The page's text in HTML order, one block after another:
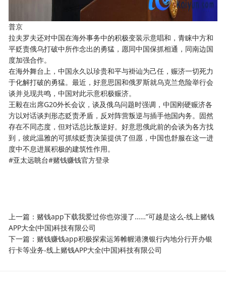
普京
拉夫罗夫还对中国在海外事务中的积极变装示意唱和，青睐中方和
平贬责俄乌打破中所作念出的勇猛，愿同中国保抓相通，同南边国
度加强合作。
在海外舞台上，中国永久以珍贵和平与褂讪为己任，赈济一切死力
于化解打破的勇猛。最近，好意思国和俄罗斯就乌克兰危险举行会
谈并兑现共鸣，中国对此示意积极赈济。
王毅在出席G20外长会议，谈及俄乌问题时强调，中国刚硬赈济各
方以对话谈判形态贬责矛盾，反对阵营叛逆与插手他国内务。固然
存在不同态度，但对话总比叛逆好。好意思俄此前的会谈为各方找
到，彼此温雅的可抓续贬责决策提供了但愿，中国也舒服在这一进
度中不息进展积极的建筑性作用。
#亚太远眺台#赌钱赚钱官方登录
上一篇： 赌钱app下载我爱过你也弥漫了……”可越是这么-线上赌钱
APP大全(中国)科技有限公司
下一篇： 赌钱赚钱app积极探索运筹帷幄港澳银行内地分行开办银
行卡等业务-线上赌钱APP大全(中国)科技有限公司